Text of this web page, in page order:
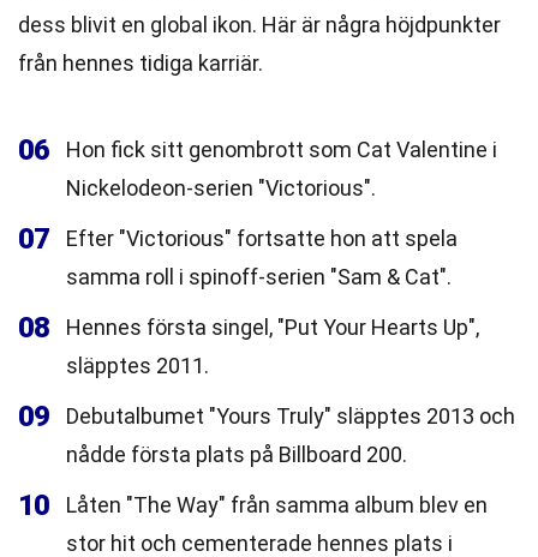
dess blivit en global ikon. Här är några höjdpunkter
från hennes tidiga karriär.
06
Hon fick sitt genombrott som Cat Valentine i
Nickelodeon-serien "Victorious".
07
Efter "Victorious" fortsatte hon att spela
samma roll i spinoff-serien "Sam & Cat".
08
Hennes första singel, "Put Your Hearts Up",
släpptes 2011.
09
Debutalbumet "Yours Truly" släpptes 2013 och
nådde första plats på Billboard 200.
10
Låten "The Way" från samma album blev en
stor hit och cementerade hennes plats i